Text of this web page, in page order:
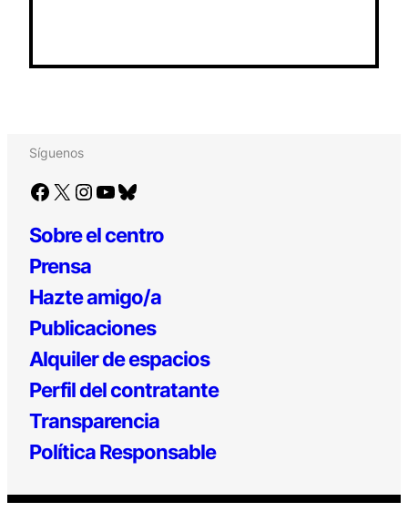
Síguenos
Facebook X Instagram YouTube Bluesky
Sobre el centro
Prensa
Hazte amigo/a
Publicaciones
Alquiler de espacios
Perfil del contratante
Transparencia
Política Responsable